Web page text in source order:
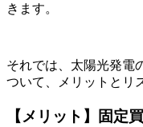
きます。
それでは、太陽光発電
ついて、メリットとリ
【メリット】固定